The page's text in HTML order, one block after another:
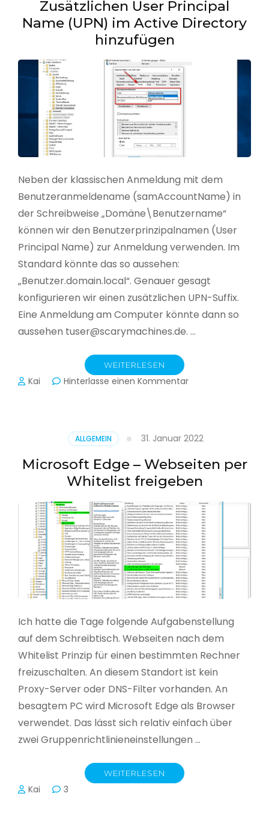
Zusätzlichen User Principal
Name (UPN) im Active Directory
hinzufügen
Neben der klassischen Anmeldung mit dem
Benutzeranmeldename (samAccountName) in
der Schreibweise „Domäne\Benutzername“
können wir den Benutzerprinzipalnamen (User
Principal Name) zur Anmeldung verwenden. Im
Standard könnte das so aussehen:
„Benutzer.domain.local“. Genauer gesagt
konfigurieren wir einen zusätzlichen UPN-Suffix.
Eine Anmeldung am Computer könnte dann so
aussehen tuser@scarymachines.de. …
WEITERLESEN
Kai Hinterlasse einen Kommentarzu
(UPN)
im
Active
Directory
ALLGEMEIN 31. Januar 2022
Microsoft Edge – Webseiten per
Whitelist freigeben
Ich hatte die Tage folgende Aufgabenstellung
auf dem Schreibtisch. Webseiten nach dem
Whitelist Prinzip für einen bestimmten Rechner
freizuschalten. An diesem Standort ist kein
Proxy-Server oder DNS-Filter vorhanden. An
besagtem PC wird Microsoft Edge als Browser
verwendet. Das lässt sich relativ einfach über
zwei Gruppenrichtlinieneinstellungen …
WEITERLESEN
Kai 3